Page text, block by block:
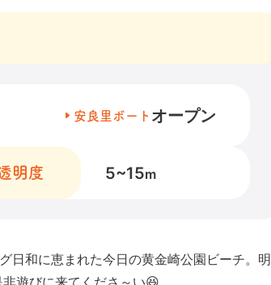
安良里ボート オープン
明度 5~15m
日和に恵まれた今日の黄金崎公園ビーチ。明